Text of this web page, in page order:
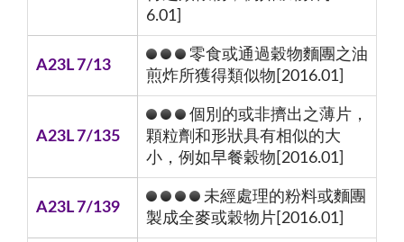
6.01]
A23L 7/13
零食或通過穀物麵團之油
煎炸所獲得類似物[2016.01]
A23L 7/135
個別的或非擠出之薄片，
顆粒劑和形狀具有相似的大
小，例如早餐穀物[2016.01]
A23L 7/139
未經處理的粉料或麵團
製成全麥或穀物片[2016.01]